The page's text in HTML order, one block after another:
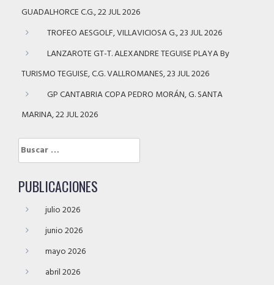
GUADALHORCE C.G., 22 JUL 2026
TROFEO AESGOLF, VILLAVICIOSA G., 23 JUL 2026
LANZAROTE GT-T. ALEXANDRE TEGUISE PLAYA By
TURISMO TEGUISE, C.G. VALLROMANES, 23 JUL 2026
GP CANTABRIA COPA PEDRO MORÁN, G. SANTA
MARINA, 22 JUL 2026
Buscar:
PUBLICACIONES
julio 2026
junio 2026
mayo 2026
abril 2026